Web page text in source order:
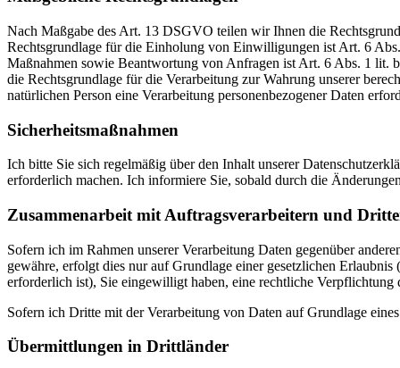
Nach Maßgabe des Art. 13 DSGVO teilen wir Ihnen die
Rechtsgrundlage für die Einholung von Einwilligungen ist Art. 6
Maßnahmen sowie Beantwortung von Anfragen ist Art. 6 Abs. 1
die Rechtsgrundlage für die Verarbeitung zur Wahrung unserer
natürlichen Person eine Verarbeitung personenbezogener Daten
Sicherheitsmaßnahmen
Ich bitte Sie sich regelmäßig über den Inhalt unserer
erforderlich machen. Ich informiere Sie, sobald durch die
Zusammenarbeit mit Auftragsverarbeitern und
Sofern ich im Rahmen unserer Verarbeitung Daten gegenüber
gewähre, erfolgt dies nur auf Grundlage einer gesetzlichen
erforderlich ist), Sie eingewilligt haben, eine rechtliche Verpflichtung
Sofern ich Dritte mit der Verarbeitung von Daten auf Grundlage
Übermittlungen in Drittländer